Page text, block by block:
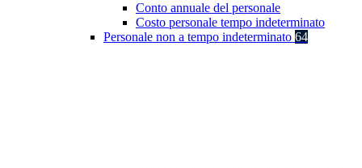
Conto annuale del personale
Costo personale tempo indeterminato
Personale non a tempo indeterminato 64